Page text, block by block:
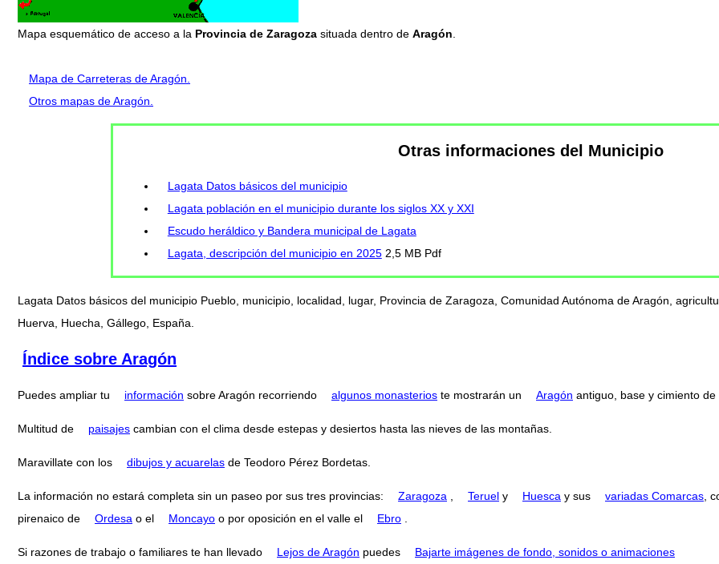
Mapa esquemático de acceso a la Provincia de Zaragoza situada dentro de Aragón
Mapa de Carreteras de Aragón.
Otros mapas de Aragón.
Otras informaciones del Municipio
Lagata Datos básicos del municipio
Lagata población en el municipio durante los siglos XX y XXI
Escudo heráldico y Bandera municipal de Lagata
Lagata, descripción del municipio en 20252,5 MB Pdf
Lagata Datos básicos del municipio Pueblo, municipio, localidad, lugar, Provincia de Zaragoza, Comunidad Autónoma de Aragón,
Huerva, Huecha, Gállego, España.
Índice sobre Aragón
Puedes ampliar tu información sobre Aragón recorriendo algunos monasterios te mostrarán un Aragón antiguo, base y cimiento
Multitud de paisajes cambian con el clima desde estepas y desiertos hasta las nieves de las montañas.
Maravillate con los dibujos y acuarelas de Teodoro Pérez Bordetas.
La información no estará completa sin un paseo por sus tres provincias: Zaragoza Teruel y Huesca y sus variadas Comarcas ,
pirenaico de
Ordesa o el Moncayo o por oposición en el valle el Ebro
Si razones de trabajo o familiares te han llevado Lejos de Aragón puedes Bajarte imágenes de fondo, sonidos o animaciones